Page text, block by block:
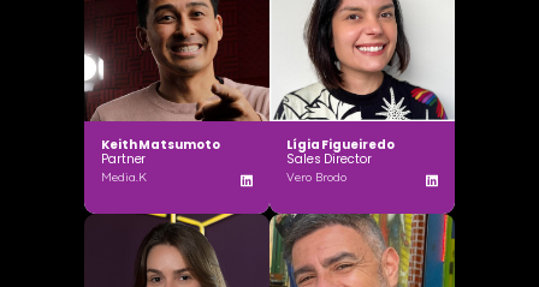
Keith Matsumoto
Partner
Media.K
Lígia Figueiredo
Sales Director
Vero Brodo